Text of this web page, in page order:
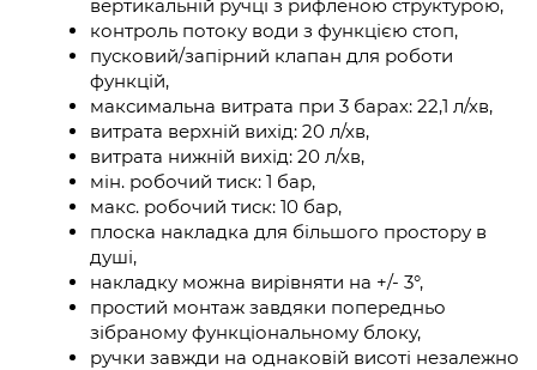
вертикальній ручці з рифленою структурою,
контроль потоку води з функцією стоп,
пусковий/запірний клапан для роботи
функцій,
максимальна витрата при 3 барах: 22,1 л/хв,
витрата верхній вихід: 20 л/хв,
витрата нижній вихід: 20 л/хв,
мін. робочий тиск: 1 бар,
макс. робочий тиск: 10 бар,
плоска накладка для більшого простору в
душі,
накладку можна вирівняти на +/- 3°,
простий монтаж завдяки попередньо
зібраному функціональному блоку,
ручки завжди на однаковій висоті незалежно